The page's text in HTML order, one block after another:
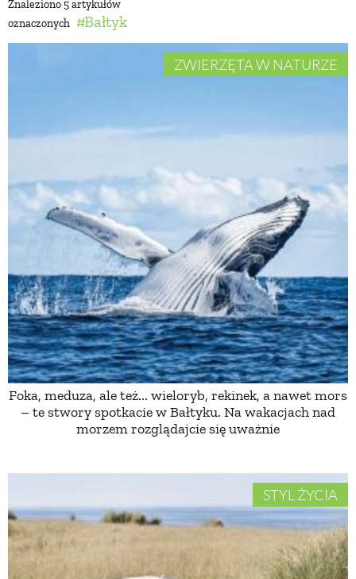
Znaleziono 5 artykułów
oznaczonych
Bałtyk
ZWIERZĘTA W NATURZE
Foka, meduza, ale też... wieloryb, rekinek, a nawet mors
– te stwory spotkacie w Bałtyku. Na wakacjach nad
morzem rozglądajcie się uważnie
STYL ŻYCIA
BUDUJEMY DOM
ROŚLINY OGRODOWE
PORADY
ZIELEŃ W DOMU
PROJEKTOWANIE OGRODU
NATURALNIE
DLA DOMU